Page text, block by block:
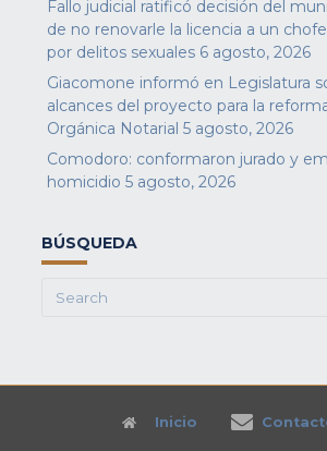
Fallo judicial ratificó decisión del
de no renovarle la licencia a un
por delitos sexuales 6 agosto, 2026
Giacomone informó en Legislatura
alcances del proyecto para la
Orgánica Notarial 5 agosto, 2026
Comodoro: conformaron jurado y
homicidio 5 agosto, 2026
BÚSQUEDA
Search
Inicio